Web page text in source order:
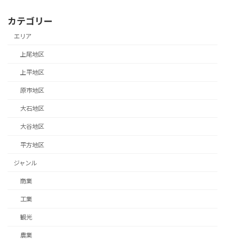
カテゴリー
エリア
上尾地区
上平地区
原市地区
大石地区
大谷地区
平方地区
ジャンル
商業
工業
観光
農業